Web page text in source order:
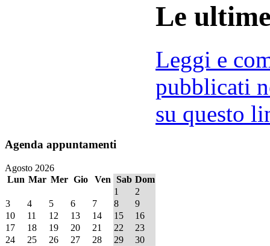
Le
Leggi e
pubblicati
su questo
Agenda appuntamenti
Agosto 2026
Lun Mar Mer Gio Ven Sab Dom
1
2
3
4 5 6 7 8
9
10
11 12 13 14 15
16
17
18 19 20 21 22
23
24
25 26 27 28 29
30